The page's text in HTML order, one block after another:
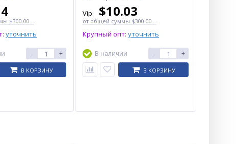
$300.00...
уточнить
- +
В КОРЗИНУ
Vip: $10.03
от общей суммы $300.00...
Крупный опт: уточнить
В наличии - +
В КОРЗИНУ